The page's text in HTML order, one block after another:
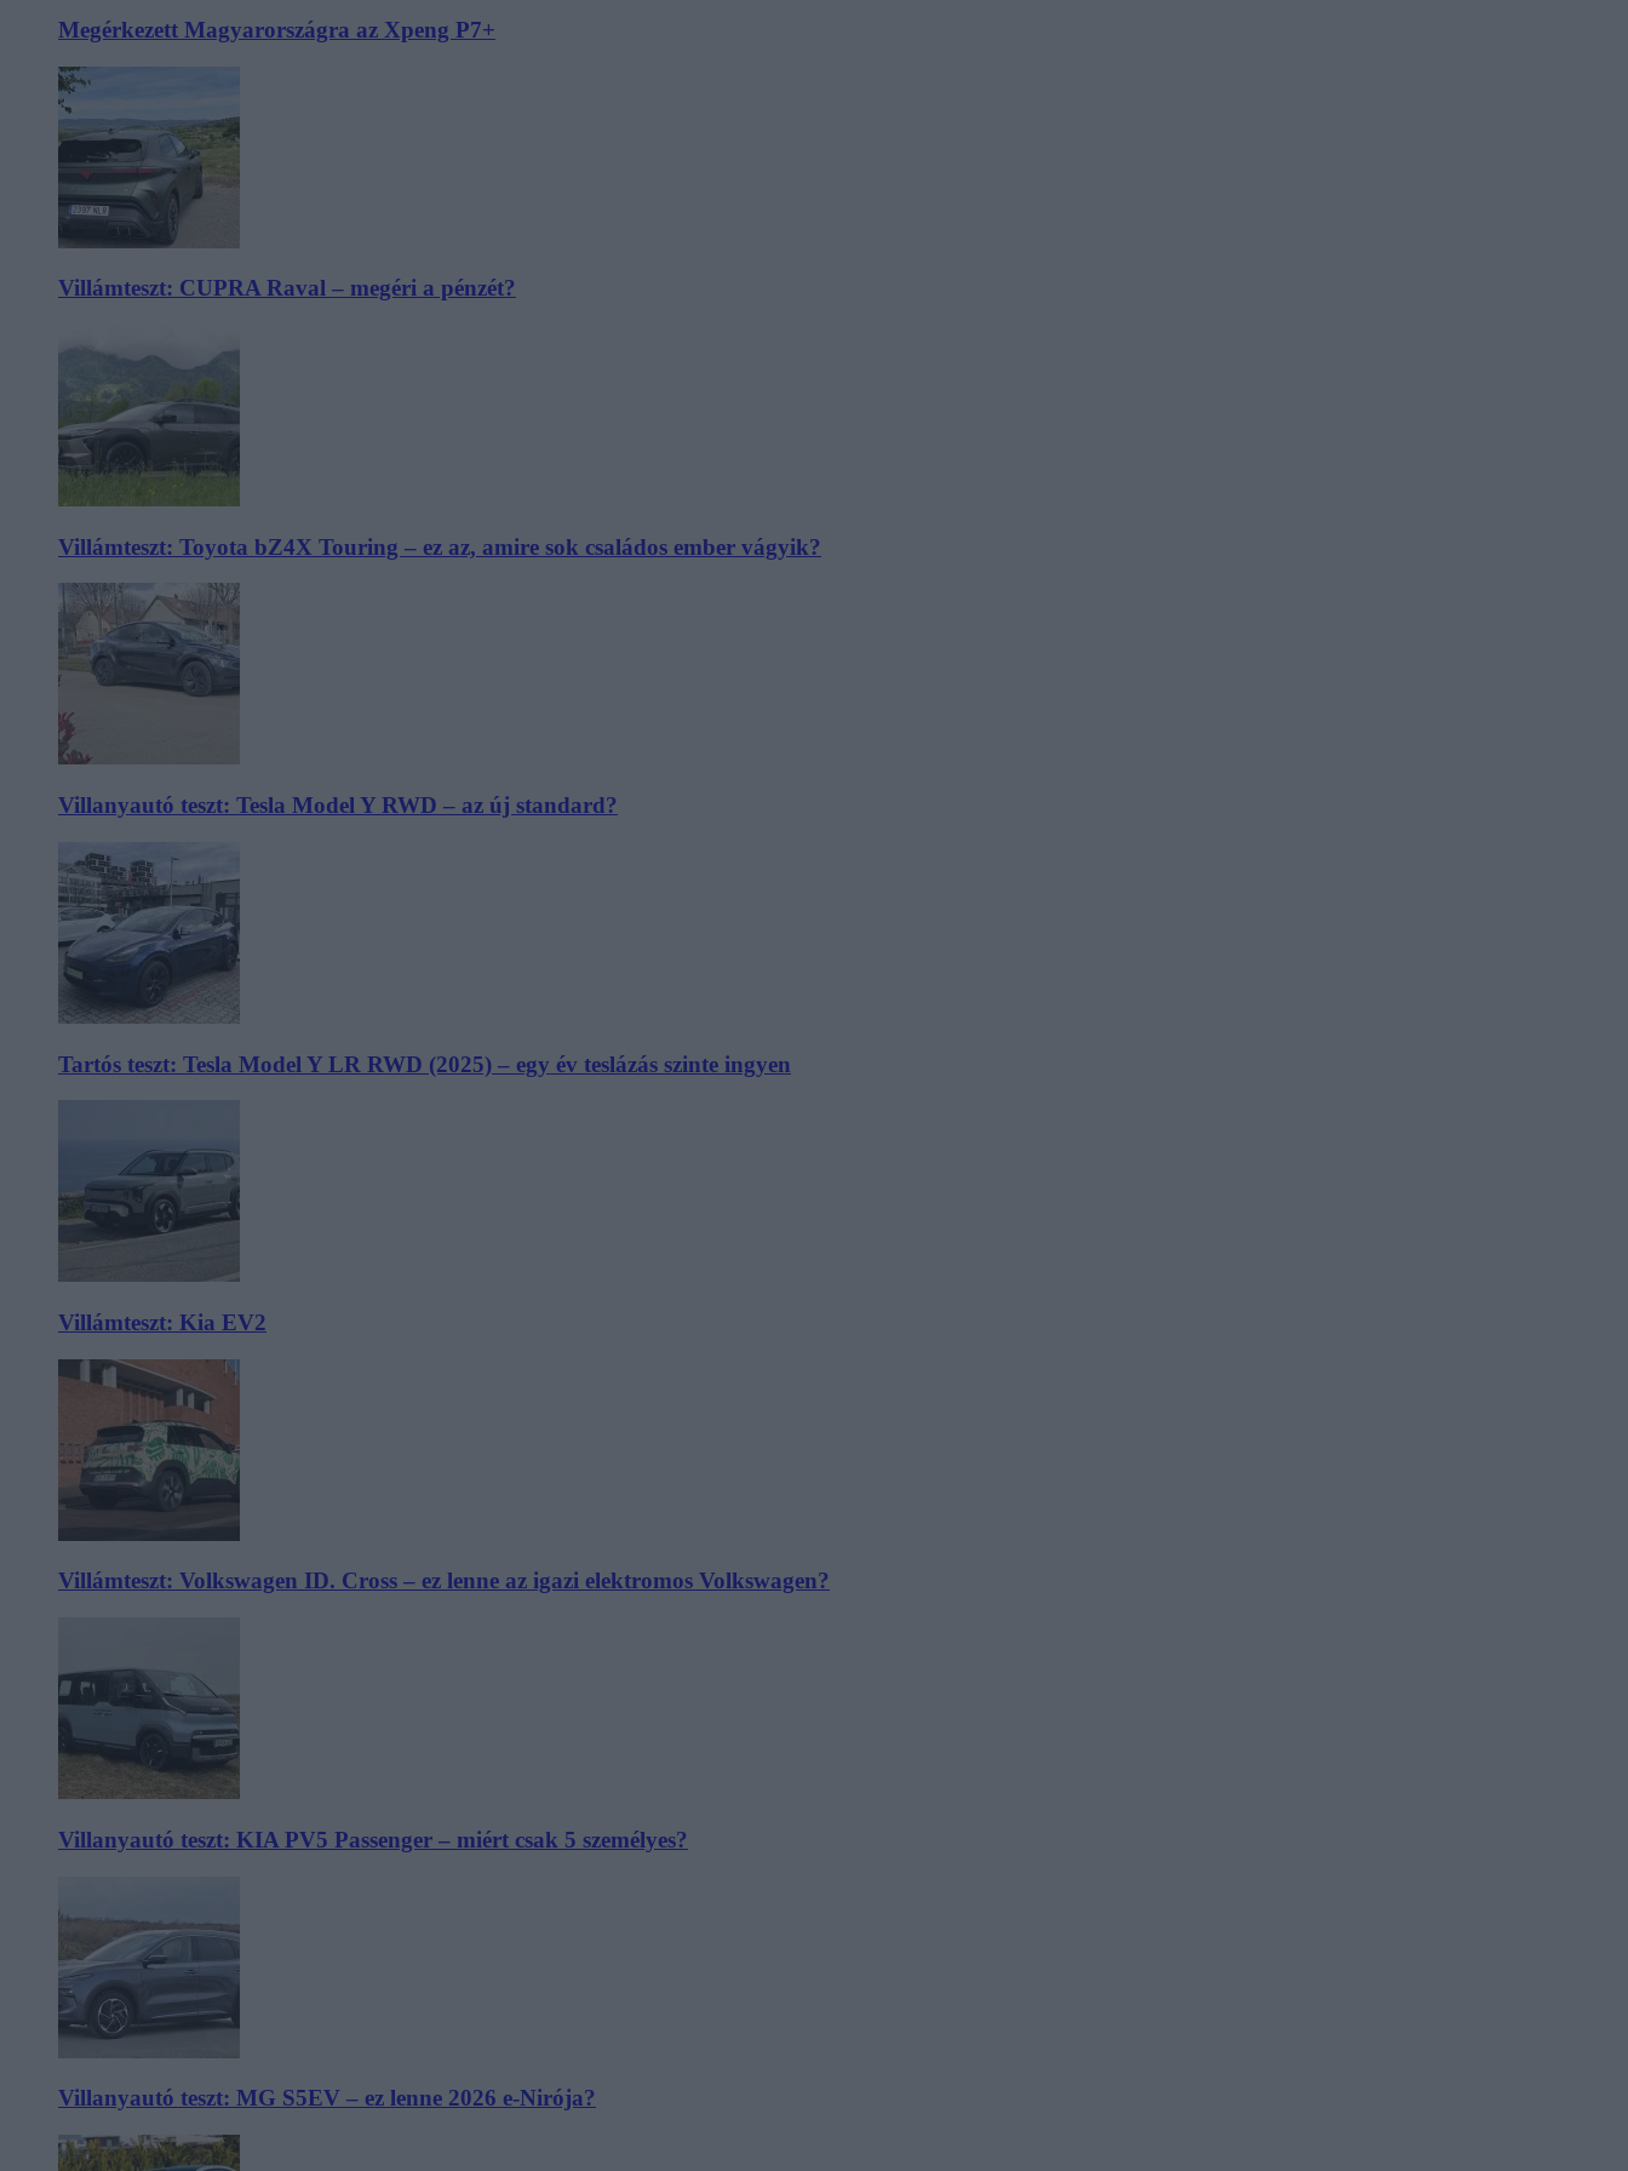
Megérkezett Magyarországra az Xpeng P7+
Villámteszt: CUPRA Raval – megéri a pénzét?
Villámteszt: Toyota bZ4X Touring – ez az, amire sok családos ember vágyik?
Villanyautó teszt: Tesla Model Y RWD – az új standard?
Tartós teszt: Tesla Model Y LR RWD (2025) – egy év teslázás szinte ingyen
Villámteszt: Kia EV2
Villámteszt: Volkswagen ID. Cross – ez lenne az igazi elektromos Volkswagen?
Villanyautó teszt: KIA PV5 Passenger – miért csak 5 személyes?
Villanyautó teszt: MG S5EV – ez lenne 2026 e-Nirója?